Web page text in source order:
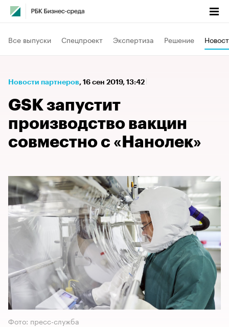
Все выпуски Спецпроект Экспертиза Решение
Новости партнеров⁠, 16 сен 2019, 13:42
GSK запустит
производство вакцин
совместно с «Нанолек»
Фото: пресс-служба